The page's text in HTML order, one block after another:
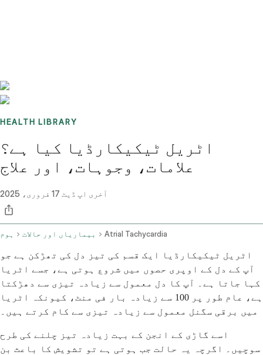
HEALTH LIBRARY
اٹریل ٹیکیکارڈیا کیا ہے؟
علامات، وجوہات، اور علاج
آخری اپ ڈیٹ 17 فروری، 2025
ہوم بیماریاں اور حالات Atrial Tachycardia
اٹریل ٹیکیکارڈیا ایک قسم کی تیز دل کی تھڑکن ہے جو
آپ کے دل کے اوپری حصوں میں شروع ہوتی ہے، جسے اٹریا
کہا جاتا ہے۔ آپ کا دل معمول سے زیادہ تیزی سے دھڑکتا
ہے، عام طور پر 100 سے زیادہ بار فی منٹ، کیونکہ اٹریا
میں برقی سگنل معمول سے زیادہ تیزی سے کام کرتے ہیں۔
اسے گاڑی کے انجن کے بہت زیادہ تیز چلنے کی طرح
سوچیں۔ اگرچہ یہ حالت جب ہوتی ہے تو تشویش کا باعث بن